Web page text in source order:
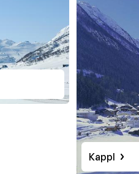
Kappl